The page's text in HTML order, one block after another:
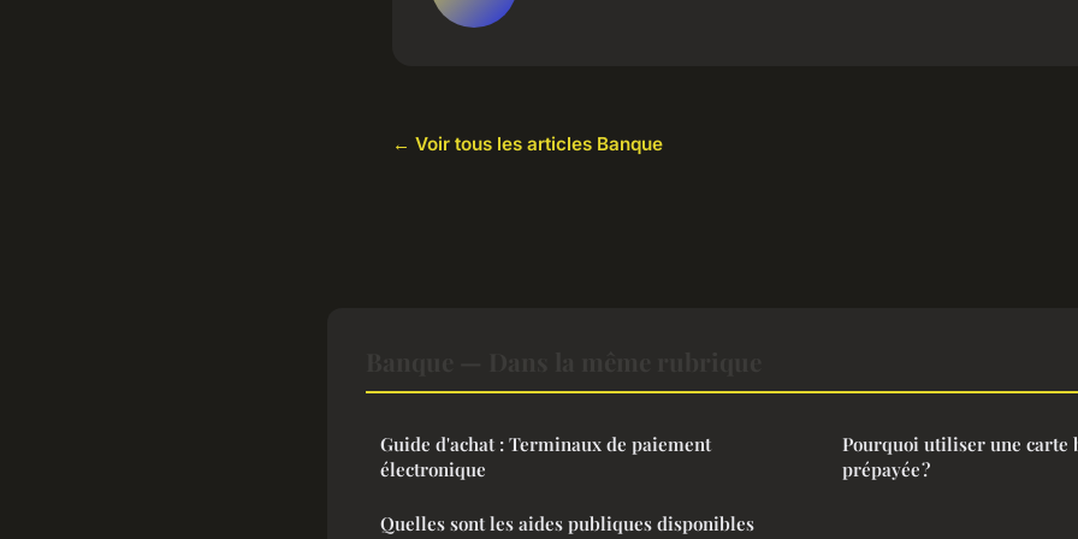
← Voir tous les articles Banque
Guide d'achat : Terminaux de paiement
électronique
Quelles sont les aides publiques disponibles
Pourquoi utiliser une carte
prépayée ?